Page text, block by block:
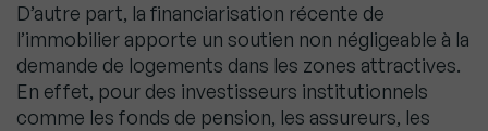
D’autre part, la financiarisation récente de
l’immobilier apporte un soutien non négligeable à la
demande de logements dans les zones attractives.
En effet, pour des investisseurs institutionnels
comme les fonds de pension, les assureurs, les